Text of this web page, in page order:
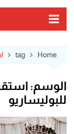
Home
tag
الوسم:
للبوليساريو